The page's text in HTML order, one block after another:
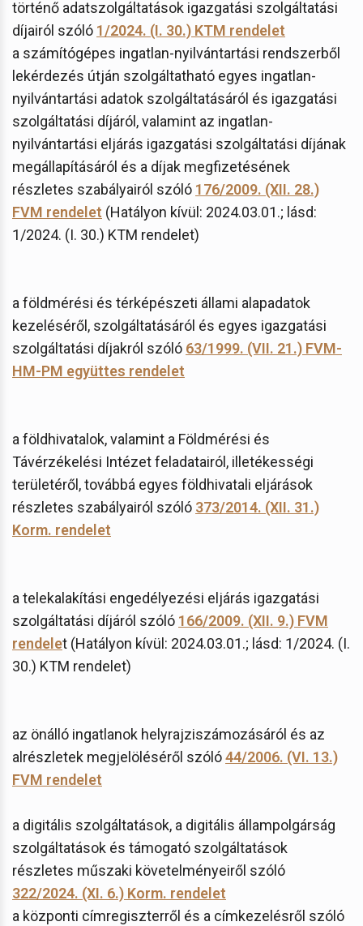
történő adatszolgáltatások igazgatási szolgáltatási
díjairól szóló 1/2024. (I. 30.) KTM rendelet
a számítógépes ingatlan-nyilvántartási rendszerből
lekérdezés útján szolgáltatható egyes ingatlan-
nyilvántartási adatok szolgáltatásáról és igazgatási
szolgáltatási díjáról, valamint az ingatlan-
nyilvántartási eljárás igazgatási szolgáltatási díjának
megállapításáról és a díjak megfizetésének
részletes szabályairól szóló 176/2009. (XII. 28.)
FVM rendelet (Hatályon kívül: 2024.03.01.; lásd:
1/2024. (I. 30.) KTM rendelet)
a földmérési és térképészeti állami alapadatok
kezeléséről, szolgáltatásáról és egyes igazgatási
szolgáltatási díjakról szóló 63/1999. (VII. 21.) FVM-
HM-PM együttes rendelet
a földhivatalok, valamint a Földmérési és
Távérzékelési Intézet feladatairól, illetékességi
területéről, továbbá egyes földhivatali eljárások
részletes szabályairól szóló 373/2014. (XII. 31.)
Korm. rendelet
a telekalakítási engedélyezési eljárás igazgatási
szolgáltatási díjáról szóló 166/2009. (XII. 9.) FVM
rendelet (Hatályon kívül: 2024.03.01.; lásd: 1/2024. (I.
30.) KTM rendelet)
az önálló ingatlanok helyrajziszámozásáról és az
alrészletek megjelöléséről szóló44/2006. (VI. 13.)
FVM rendelet
a digitális szolgáltatások, a digitális állampolgárság
szolgáltatások és támogató szolgáltatások
részletes műszaki követelményeiről szóló
322/2024. (XI. 6.) Korm. rendelet
a központi címregiszterről és a címkezelésről szóló